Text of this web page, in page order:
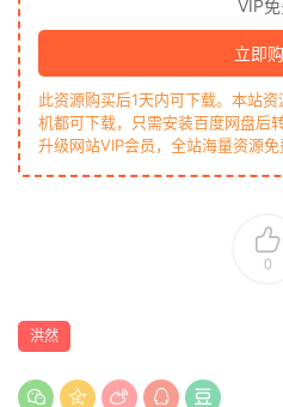
VIP
立即
此资源购买后1天内可下载。本站
机都可下载，只需安装百度网盘后
升级网站VIP会员，全站海量资源免
0
洪然